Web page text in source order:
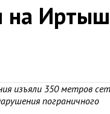
на
изъяли 350 метров
пограничного